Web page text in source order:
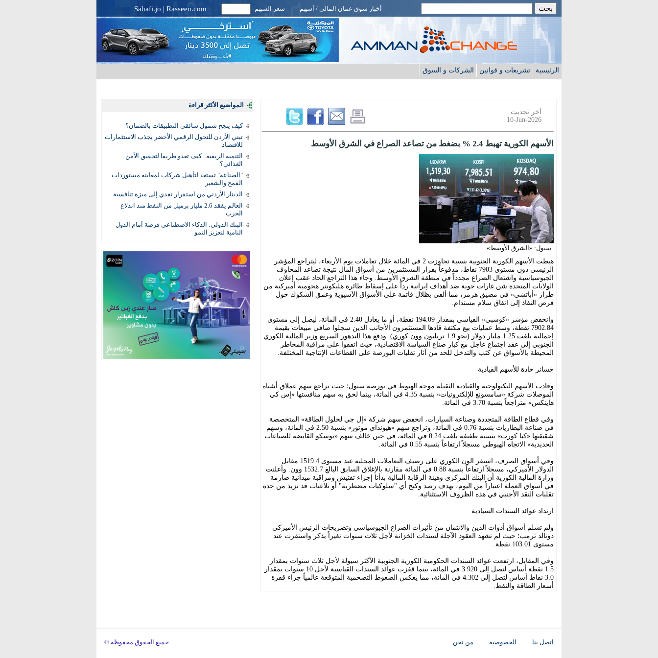
أخبار سوق عمان المالي / أسهم سعر السهم Sahafi.jo | Rasseen.com
الرئيسية تشريعات و قوانين الشركات و السوق
المواضيع الأكثر قراءة
كيف ينجح شمول سائقي التطبيقات بالضمان؟
تبني الأردن للتحول الرقمي الأخضر يجذب الاستثمارات
للاقتصاد
التنمية الريفية.. كيف تغدو طريقا لتحقيق الأمن
الغذائي؟
"الصناعة" تستعد لتأهيل شركات لمعاينة مستوردات
القمح والشعير
الدينار الأردني من استقرار نقدي إلى ميزة تنافسية
العالم يفقد 2.6 مليار برميل من النفط منذ اندلاع
الحرب
البنك الدولي: الذكاء الاصطناعي فرصة أمام الدول
النامية لتعزيز النمو
آخر تحديث
10-Jun-2026
الأسهم الكورية تهبط 2.4 % بضغط من تصاعد الصراع في الشرق الأوسط
سيول: «الشرق الأوسط»
هبطت الأسهم الكورية الجنوبية بنسبة تجاوزت 2 في المائة خلال تعاملات يوم الأربعاء، ليتراجع المؤشر
الرئيسي دون مستوى 7903 نقاط، مدفوعاً بفرار المستثمرين من أسواق المال نتيجة تصاعد المخاوف
الجيوسياسية واشتعال الصراع مجدداً في منطقة الشرق الأوسط. وجاء هذا التراجع الحاد عقب إعلان
الولايات المتحدة شن غارات جوية ضد أهداف إيرانية رداً على إسقاط طائرة هليكوبتر هجومية أميركية من
طراز «أباتشي» في مضيق هرمز، مما ألقى بظلال قاتمة على الأسواق الآسيوية وعمق الشكوك حول
فرص النفاذ إلى اتفاق سلام مستدام.
وانخفض مؤشر «كوسبي» القياسي بمقدار 194.09 نقطة، أو ما يعادل 2.40 في المائة، ليصل إلى مستوى
7902.84 نقطة، وسط عمليات بيع مكثفة قادها المستثمرون الأجانب الذين سجلوا صافي مبيعات بقيمة
إجمالية بلغت 1.25 مليار دولار (نحو 1.9 تريليون وون كوري). ودفع هذا التدهور السريع وزير المالية الكوري
الجنوبي إلى عقد اجتماع عاجل مع كبار صناع السياسة الاقتصادية، حيث اتفقوا على مراقبة المخاطر
المحيطة بالأسواق عن كثب والتدخل للحد من آثار تقلبات البورصة على القطاعات الإنتاجية المختلفة.
خسائر حادة للأسهم القيادية
وقادت الأسهم التكنولوجية والقيادية الثقيلة موجة الهبوط في بورصة سيول؛ حيث تراجع سهم عملاق أشباه
الموصلات شركة «سامسونغ للإلكترونيات» بنسبة 4.35 في المائة، بينما لحق به سهم منافستها «إس كي
هاينكس» متراجعاً بنسبة 3.70 في المائة.
وفي قطاع الطاقة المتجددة وصناعة السيارات، انخفض سهم شركة «إل جي لحلول الطاقة» المتخصصة
في صناعة البطاريات بنسبة 0.76 في المائة، وتراجع سهم «هيونداي موتور» بنسبة 2.50 في المائة، وسهم
شقيقتها «كيا كورب» بنسبة طفيفة بلغت 0.24 في المائة، في حين خالف سهم «بوسكو القابضة للصناعات
الحديدية» الاتجاه الهبوطي مسجلاً ارتفاعاً بنسبة 0.55 في المائة.
وفي أسواق الصرف، استقر الون الكوري على رصيف التعاملات المحلية عند مستوى 1519.4 مقابل
الدولار الأميركي، مسجلاً ارتفاعاً بنسبة 0.88 في المائة مقارنة بالإغلاق السابق البالغ 1532.7 وون. وأعلنت
وزارة المالية الكورية أن البنك المركزي وهيئة الرقابة المالية بدأتا إجراء تفتيش ومراقبة ميدانية صارمة
في أسواق العملة اعتباراً من اليوم، بهدف رصد وكبح أي "سلوكيات مضطربة" أو تلاعبات قد تزيد من حدة
تقلبات النقد الأجنبي في هذه الظروف الاستثنائية.
ارتداد عوائد السندات السيادية
ولم تسلم أسواق أدوات الدين والائتمان من تأثيرات الصراع الجيوسياسي وتصريحات الرئيس الأميركي
دونالد ترمب؛ حيث لم تشهد العقود الآجلة لسندات الخزانة لأجل ثلاث سنوات تغيراً يذكر واستقرت عند
مستوى 103.01 نقطة.
وفي المقابل، ارتفعت عوائد السندات الحكومية الكورية الجنوبية الأكثر سيولة لأجل ثلاث سنوات بمقدار
1.5 نقطة أساس لتصل إلى 3.920 في المائة، بينما قفزت عوائد السندات القياسية لأجل 10 سنوات بمقدار
3.0 نقاط أساس لتصل إلى 4.302 في المائة، مما يعكس الضغوط التضخمية المتوقعة عالمياً جراء قفزة
أسعار الطاقة والنفط.
اتصل بنا الخصوصية من نحن © جميع الحقوق محفوظة